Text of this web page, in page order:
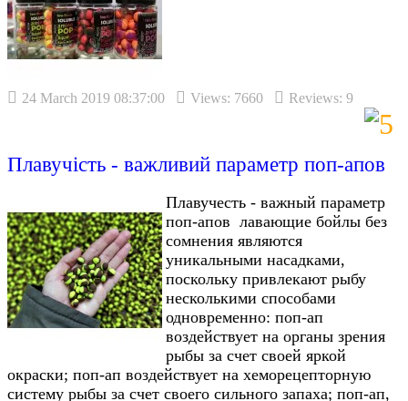
24 March 2019 08:37:00 Views: 7660 Reviews: 9
Плавучість - важливий параметр поп-апов
Плавучесть - важный параметр
поп-апов лавающие бойлы без
сомнения являются
уникальными насадками,
поскольку привлекают рыбу
несколькими способами
одновременно: поп-ап
воздействует на органы зрения
рыбы за счет своей яркой
окраски; поп-ап воздействует на хеморецепторную
систему рыбы за счет своего сильного запаха; поп-ап,